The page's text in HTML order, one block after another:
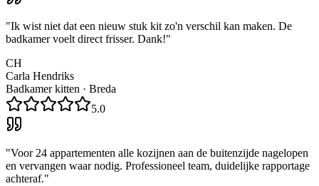
"Ik wist niet dat een nieuw stuk kit zo'n verschil kan maken. De
badkamer voelt direct frisser. Dank!"
CH
Carla Hendriks
Badkamer kitten · Breda
5.0
"Voor 24 appartementen alle kozijnen aan de buitenzijde nagelopen
en vervangen waar nodig. Professioneel team, duidelijke rapportage
achteraf."